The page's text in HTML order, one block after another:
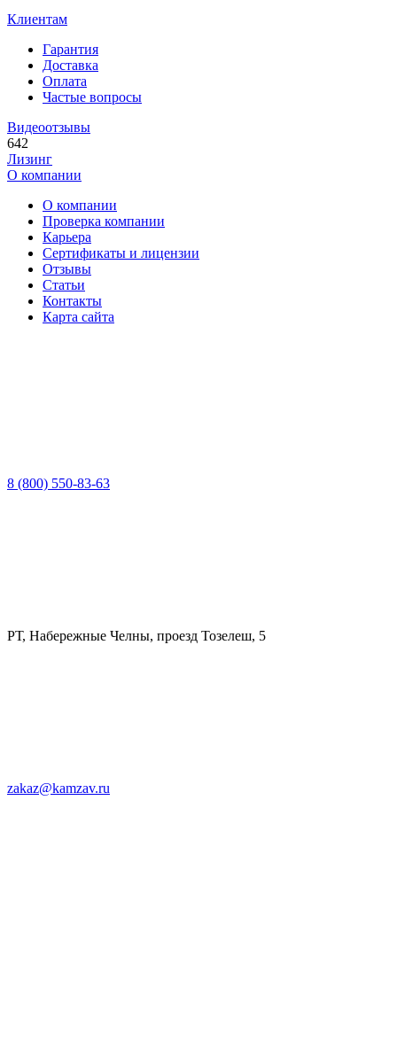
Клиентам
Гарантия
Доставка
Оплата
Частые вопросы
Видеоотзывы
642
Лизинг
О компании
О компании
Проверка компании
Карьера
Сертификаты и лицензии
Отзывы
Статьи
Контакты
Карта сайта
8 (800) 550-83-63
РТ, Набережные Челны, проезд Тозелеш, 5
zakaz@kamzav.ru